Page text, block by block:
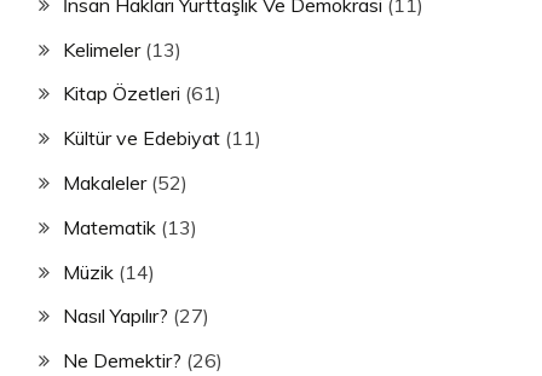
Kelimeler(13)
Kitap Özetleri (61)
Kültür ve Edebiyat (11)
Makaleler(52)
Matematik (13)
Müzik (14)
Nasıl Yapılır? (27)
Ne Demektir? (26)